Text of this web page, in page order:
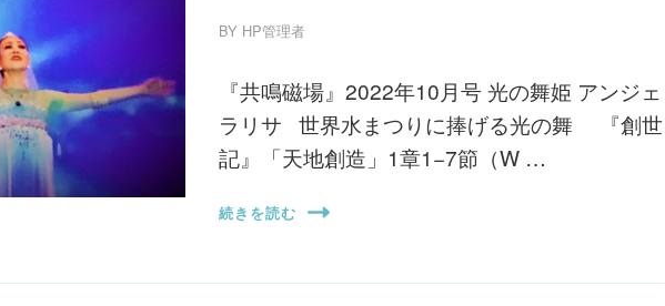
BY HP管理者
『共鳴磁場』2022年10月号 光の舞姫 アンジェ
ラリサ 世界水まつりに捧げる光の舞 『創世
記』「天地創造」1章1−7節（W …
続きを読む